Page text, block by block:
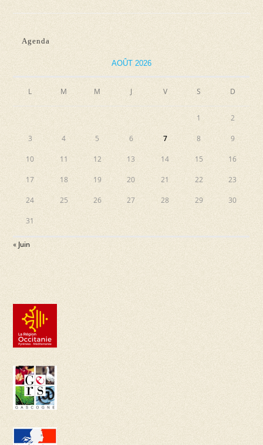
Agenda
AOÛT 2026
L M M J V S D
1 2
3 4 5 6 7 8 9
10 11 12 13 14 15 16
17 18 19 20 21 22 23
24 25 26 27 28 29 30
31
« Juin